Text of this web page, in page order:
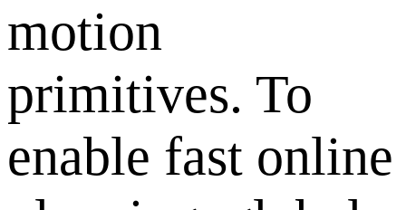
motion
primitives. To
enable fast online